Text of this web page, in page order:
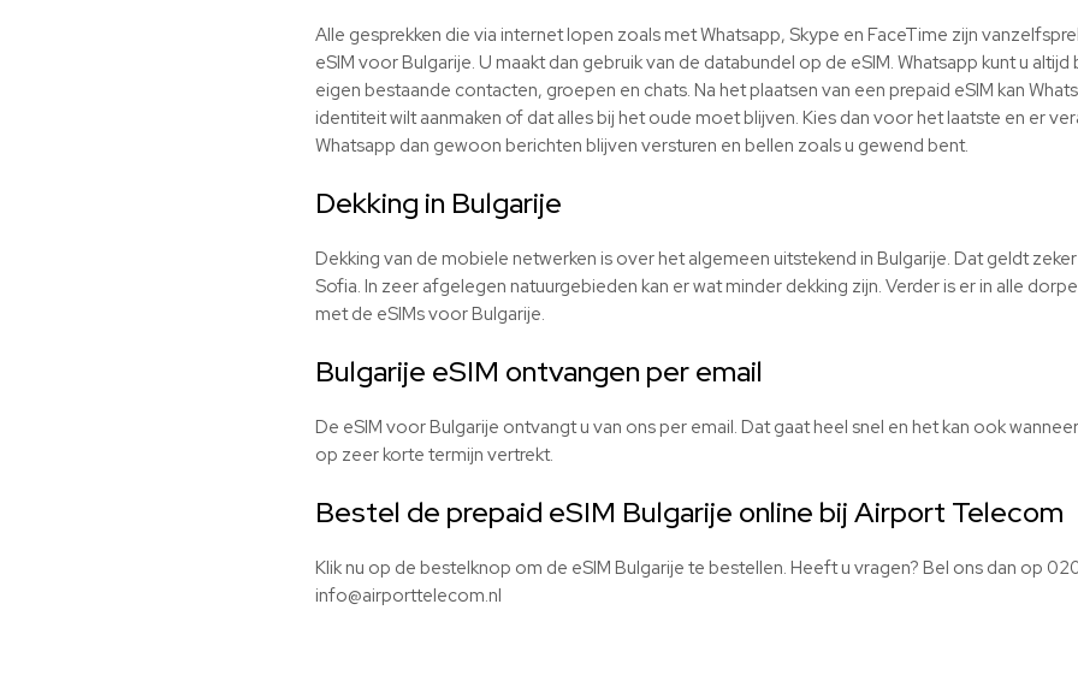
Alle gesprekken die via internet lopen zoals met Whatsapp, Skype en FaceTime zijn
eSIM voor Bulgarije. U maakt dan gebruik van de databundel op de eSIM. Whatsapp kunt u
eigen bestaande contacten, groepen en chats. Na het plaatsen van een prepaid eSIM kan
identiteit wilt aanmaken of dat alles bij het oude moet blijven. Kies dan voor het laatste en er
Whatsapp dan gewoon berichten blijven versturen en bellen zoals u gewend bent.
Dekking in Bulgarije
Dekking van de mobiele netwerken is over het algemeen uitstekend in Bulgarije. Dat geldt
Sofia. In zeer afgelegen natuurgebieden kan er wat minder dekking zijn. Verder is er in alle
met de eSIMsvoor Bulgarije.
Bulgarije eSIM ontvangen per email
De eSIM voor Bulgarije ontvangt u van ons per email. Dat gaat heel snel en het kan ook
op zeer korte termijn vertrekt.
Bestel de prepaid eSIM Bulgarije online bij Airport Telecom
Klik nu op de bestelknop om de eSIM Bulgarije te bestellen. Heeft u vragen? Bel ons dan op
info@airporttelecom.nl